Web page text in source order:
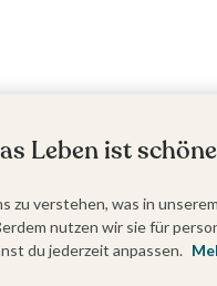
Leben ist
zu verstehen, was in
nutzen wir sie für
du jederzeit anpassen.